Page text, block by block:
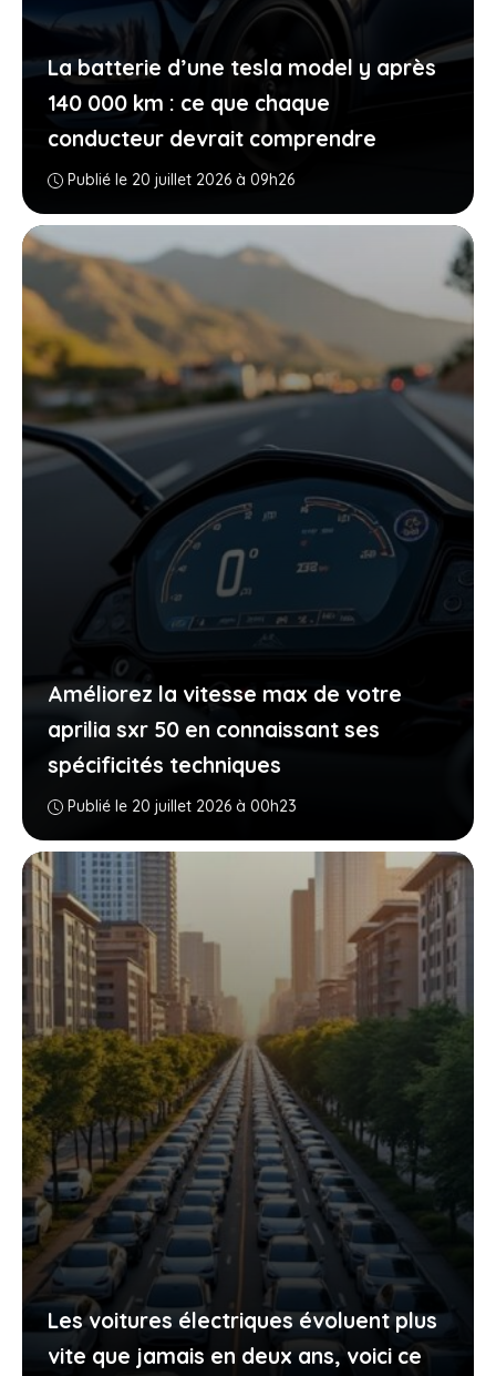
La batterie d’une tesla model y après
140 000 km : ce que chaque
conducteur devrait comprendre
Publié le 20 juillet 2026 à 09h26
Améliorez la vitesse max de votre
aprilia sxr 50 en connaissant ses
spécificités techniques
Publié le 20 juillet 2026 à 00h23
Les voitures électriques évoluent plus
vite que jamais en deux ans, voici ce